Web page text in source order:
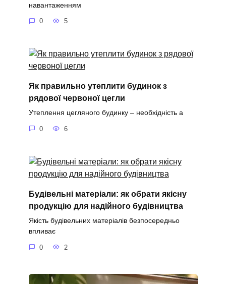
навантаженням
0 5
Як правильно утеплити будинок з
рядової червоної цегли
Утеплення цегляного будинку – необхідність а
0 6
Будівельні матеріали: як обрати якісну
продукцію для надійного будівництва
Якість будівельних матеріалів безпосередньо
впливає
0 2